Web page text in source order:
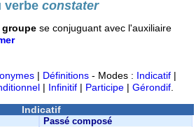
verbeconstater
groupe se conjuguant avec l'auxiliaire
| Définitions - Modes : Indicatif |
| Infinitif | Participe | Gérondif
Indicatif
Passé composé